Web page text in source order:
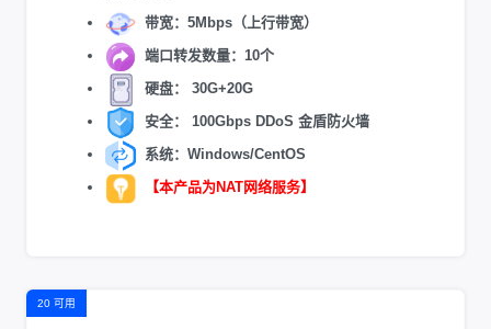
带宽：5Mbps（上行带宽）
端口转发数量：10个
硬盘： 30G+20G
安全： 100Gbps DDoS 金盾防火墙
系统：Windows/CentOS
【本产品为NAT网络服务】
20 可用